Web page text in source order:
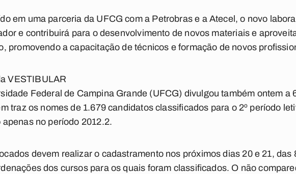
em uma parceria da UFCG com a Petrobras e a Atecel, o novo
e contribuirá para o desenvolvimento de novos materiais e
promovendo a capacitação de técnicos e formação de novos
VESTIBULAR
Federal de Campina Grande (UFCG) divulgou também ontem a
traz os nomes de 1.679 candidatos classificados para o 2º período
apenas no período 2012.2.
devem realizar o cadastramento nos próximos dias 20 e 21, das
dos cursos para os quais foram classificados. O não